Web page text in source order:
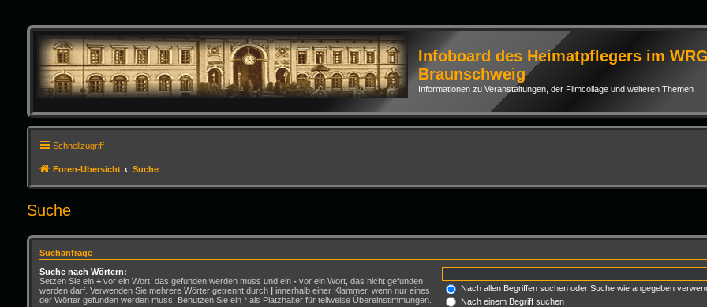
Infoboard des Heimatpflegers im
Braunschweig
Informationen zu Veranstaltungen, der Filmcollage und weiteren Themen
Schnellzugriff
Foren-Übersicht Suche
Suche
Suchanfrage
Suche nach Wörtern:
Setzen Sie ein +vor ein Wort, das gefunden werden muss und ein -vor ein Wort, das nicht gefunden
werden darf. Verwenden Sie mehrere Wörter getrennt durch |innerhalb einer Klammer, wenn nur eines
der Wörter gefunden werden muss. Benutzen Sie ein * als Platzhalter für teilweise Übereinstimmungen.
Nach allen Begriffen suchen oder Suche wie angegeben
Nach einem Begriff suchen